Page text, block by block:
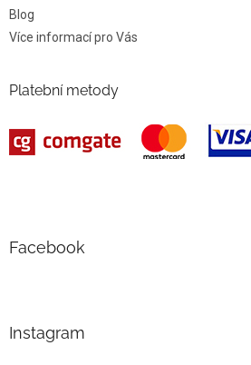
Blog
Více informací pro Vás
Platební metody
Facebook
Instagram